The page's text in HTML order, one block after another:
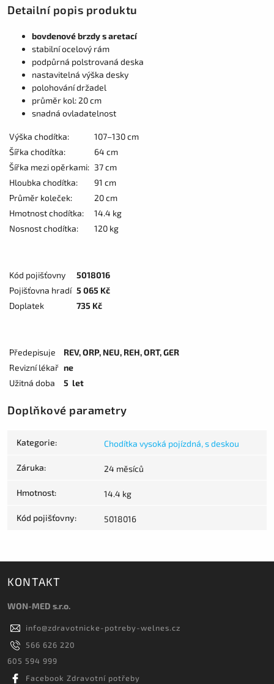
Detailní popis produktu
bovdenové brzdy s aretací
stabilní ocelový rám
podpůrná polstrovaná deska
nastavitelná výška desky
polohování držadel
průměr kol: 20 cm
snadná ovladatelnost
Výška chodítka:
107–130 cm
Šířka chodítka:
64 cm
Šířka mezi opěrkami: 37 cm
Hloubka chodítka:
91 cm
Průměr koleček:
20 cm
Hmotnost chodítka:
14.4 kg
Nosnost chodítka:
120 kg
Kód pojišťovny
5018016
Pojišťovna hradí 5 065 Kč
Doplatek
735 Kč
Předepisuje
REV, ORP, NEU, REH, ORT, GER
Revizní lékař ne
Užitná doba
5 let
Doplňkové parametry
Kategorie: Chodítka vysoká pojízdná, s deskou
Záruka: 24 měsíců
Hmotnost: 14.4 kg
Kód pojišťovny: 5018016
KONTAKT
WON-MED s.r.o.
info@zdravotnicke-potreby-welnes.cz
566 626 220
605 594 999
Facebook Zdravotní potřeby